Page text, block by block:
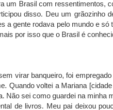
um Brasil com ressentimentos,
disso. Deu um grãozinho
gente rodava pelo mundo e só
por isso que o Brasil é
virar banqueiro, foi
Quando voltei a Mariana
Não sei como guardei na minha
de livros. Meu pai deixou